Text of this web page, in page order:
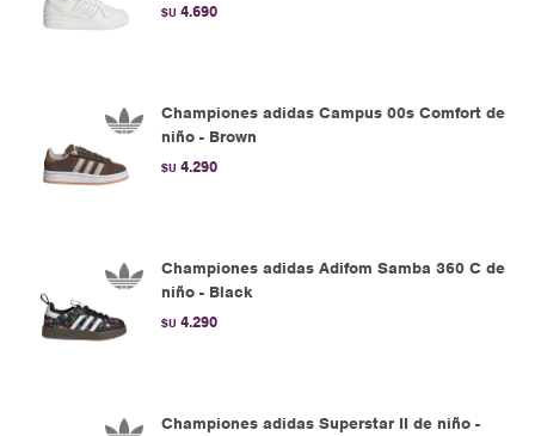
$U 4.690
Championes adidas Campus 00s Comfort de
niño - Brown
$U 4.290
Championes adidas Adifom Samba 360 C de
niño - Black
$U 4.290
Championes adidas Superstar II de niño -